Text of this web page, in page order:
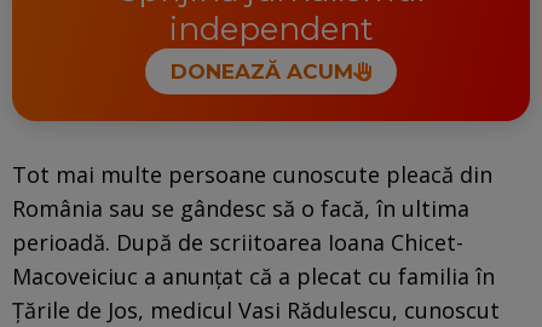
independent
DONEAZĂ ACUM
Tot mai multe persoane cunoscute pleacă din
România sau se gândesc să o facă, în ultima
perioadă. După de scriitoarea Ioana Chicet-
Macoveiciuc a anunțat că a plecat cu familia în
Țările de Jos, medicul Vasi Rădulescu, cunoscut